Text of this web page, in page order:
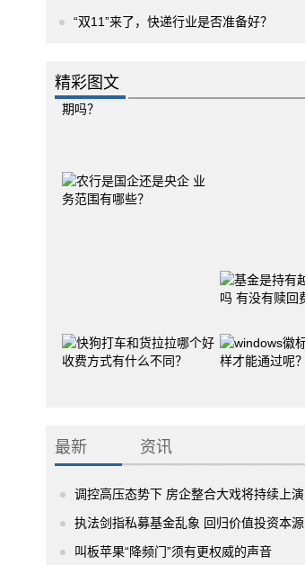
“双11”来了，快递行业是否准备好？
精彩图文
最新 资讯
调控高压态势下 房企整合大戏将持续上演
执法剑指私募基金乱象 回归价值投资本源
叫板苹果“降频门”须有更权威的声音